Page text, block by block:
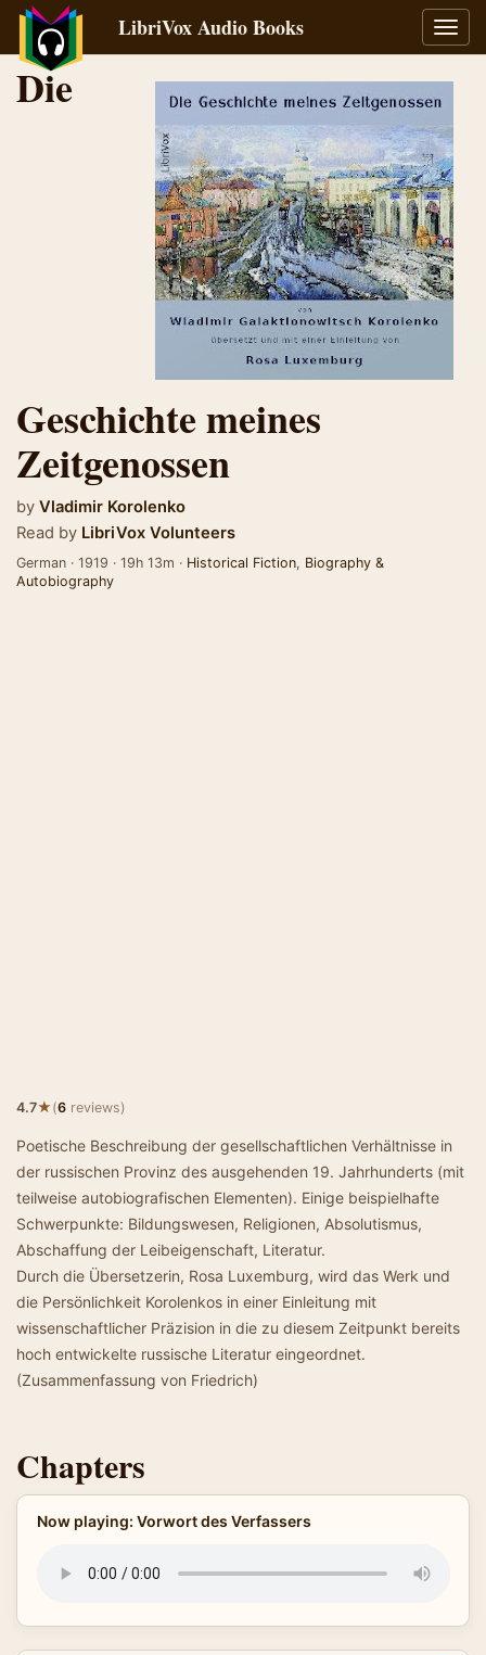
LibriVox Audio Books
Die
Geschichte meines
Zeitgenossen
by Vladimir Korolenko
Read by LibriVox Volunteers
German · 1919 · 19h 13m · Historical Fiction, Biography &
Autobiography
4.7★(6 reviews)
Poetische Beschreibung der gesellschaftlichen Verhältnisse in
der russischen Provinz des ausgehenden 19. Jahrhunderts (mit
teilweise autobiografischen Elementen). Einige beispielhafte
Schwerpunkte: Bildungswesen, Religionen, Absolutismus,
Abschaffung der Leibeigenschaft, Literatur.
Durch die Übersetzerin, Rosa Luxemburg, wird das Werk und
die Persönlichkeit Korolenkos in einer Einleitung mit
wissenschaftlicher Präzision in die zu diesem Zeitpunkt bereits
hoch entwickelte russische Literatur eingeordnet.
(Zusammenfassung von Friedrich)
Chapters
Now playing: Vorwort des Verfassers